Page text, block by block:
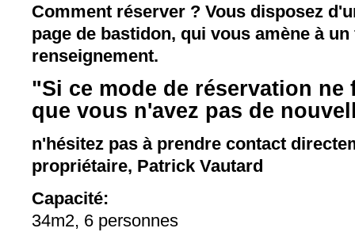
Comment réserver ? Vous disposez
page de bastidon, qui vous amène à
renseignement.
"Si ce mode de réservation
que vous n'avez pas de
n'hésitez pas à prendre contact
propriétaire, Patrick Vautard
Capacité:
34m2, 6 personnes